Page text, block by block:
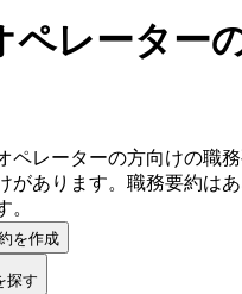
ペレーター
ペレーターの方向けの職
があります。 職務要約は
。
を作成
探す